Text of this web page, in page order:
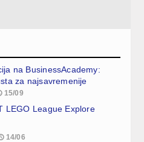
na BusinessAcademy:
za najsavremenije
15/09
LEGO League Explore
14/06